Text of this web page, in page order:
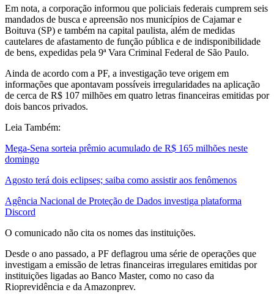
Em nota, a corporação informou que policiais federais cumprem seis
mandados de busca e apreensão nos municípios de Cajamar e
Boituva (SP) e também na capital paulista, além de medidas
cautelares de afastamento de função pública e de indisponibilidade
de bens, expedidas pela 9ª Vara Criminal Federal de São Paulo.
Ainda de acordo com a PF, a investigação teve origem em
informações que apontavam possíveis irregularidades na aplicação
de cerca de R$ 107 milhões em quatro letras financeiras emitidas por
dois bancos privados.
Leia Também:
Mega-Sena sorteia prêmio acumulado de R$ 165 milhões neste
domingo
Agosto terá dois eclipses; saiba como assistir aos fenômenos
Agência Nacional de Proteção de Dados investiga plataforma
Discord
O comunicado não cita os nomes das instituições.
Desde o ano passado, a PF deflagrou uma série de operações que
investigam a emissão de letras financeiras irregulares emitidas por
instituições ligadas ao Banco Master, como no caso da
Rioprevidência e da Amazonprev.